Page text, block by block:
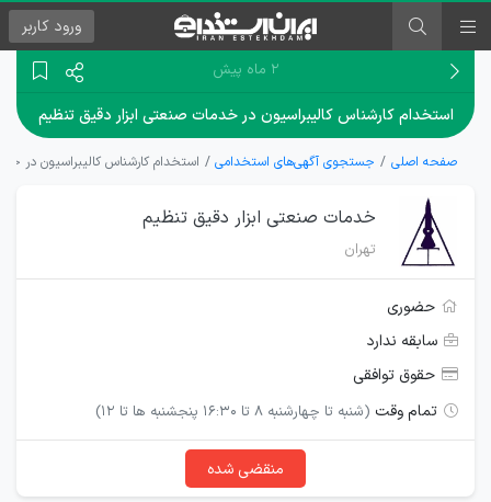
ورود کاربر
۲ ماه پیش
استخدام کارشناس کالیبراسیون در خدمات صنعتی ابزار دقیق تنظیم
صفحه اصلی جستجوی آگهی‌های استخدامی استخدام کارشناس کالیبراسیون در
خدمات صنعتی ابزار دقیق تنظیم
تهران
حضوری
سابقه ندارد
حقوق توافقی
تمام وقت (شنبه تا چهارشنبه 8 تا 16:30 پنجشنبه ها تا 12)
منقضی شده